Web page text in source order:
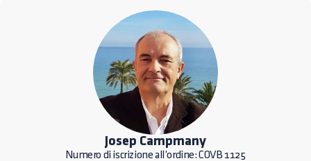
Josep Campmany
Numero di iscrizione all’ordine: COVB 1125